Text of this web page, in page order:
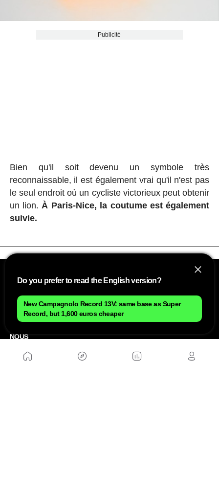
Publicité
Bien qu'il soit devenu un symbole très
reconnaissable, il est également vrai qu'il n'est pas
le seul endroit où un cycliste victorieux peut obtenir
un lion.À Paris-Nice, la coutume est également
suivie.
NOUS
Plan du site
Do you prefer to read the English version?
New Campagnolo Record 13V: same base as Super
Record, but 1,600 euros cheaper